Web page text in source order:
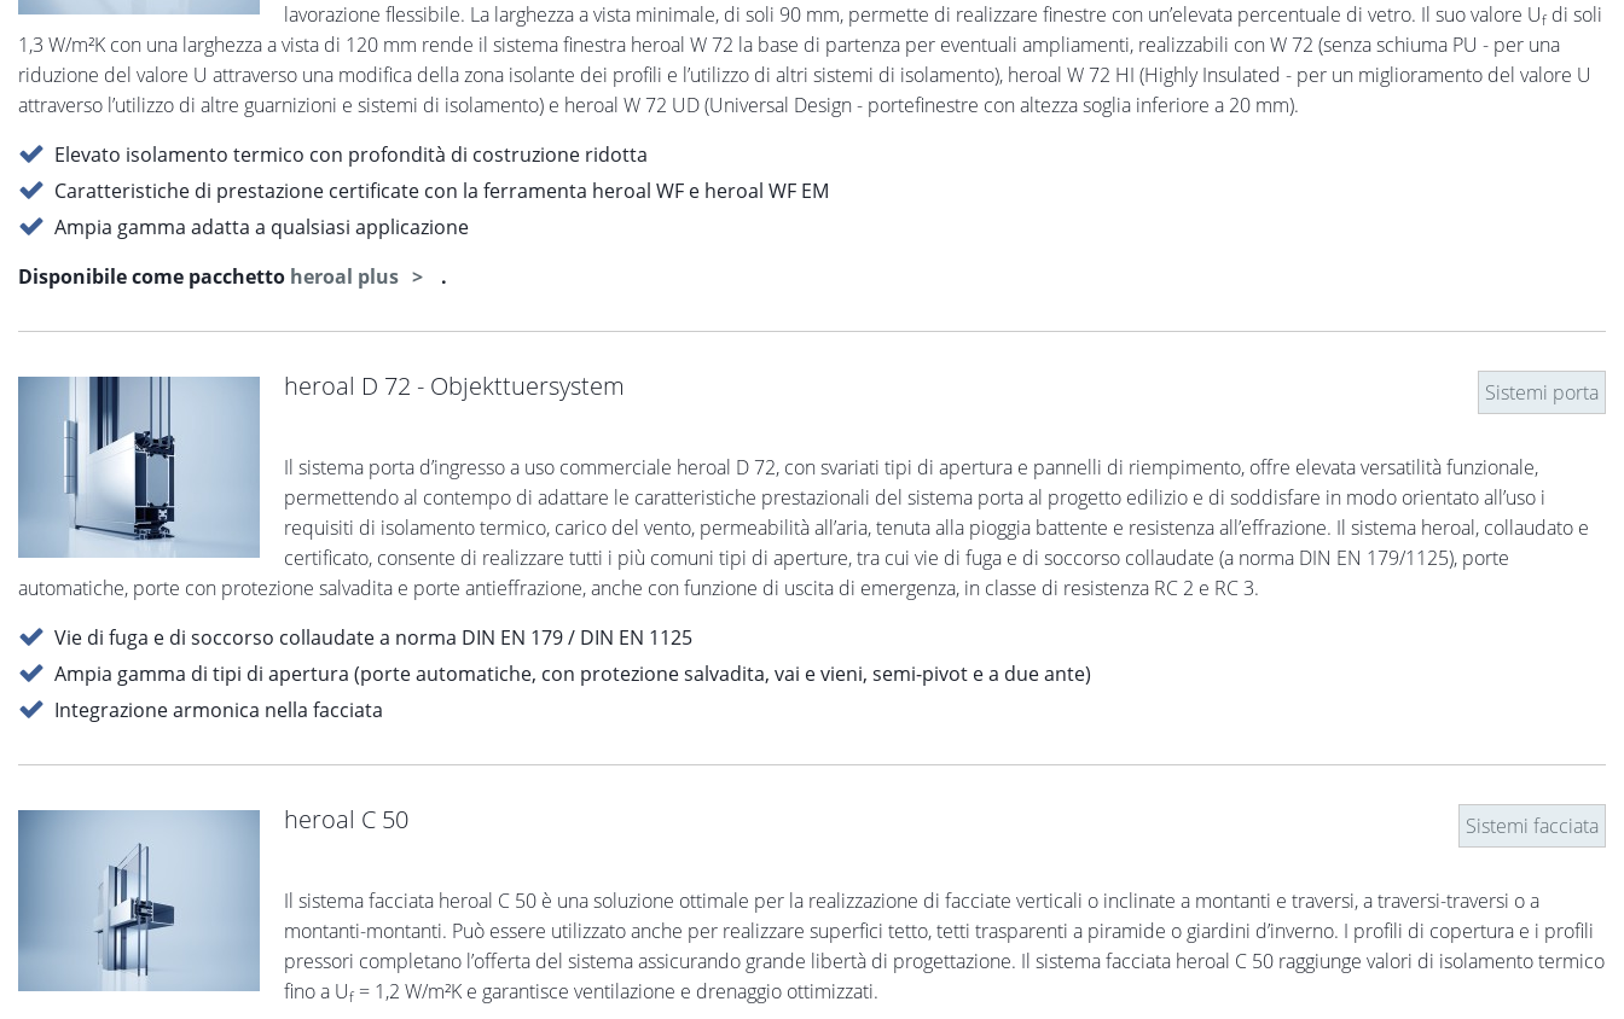
lavorazione flessibile. La larghezza a vista minimale, di soli 90 mm, permette di realizzare finestre con un’elevata percentuale di vetro. Il suo valore Uf di soli
1,3 W/m²K con una larghezza a vista di 120 mm rende il sistema finestra heroal W 72 la base di partenza per eventuali ampliamenti, realizzabili con W 72 (senza schiuma PU - per una
riduzione del valore U attraverso una modifica della zona isolante dei profili e l’utilizzo di altri sistemi di isolamento), heroal W 72 HI (Highly Insulated - per un miglioramento del valore U
attraverso l’utilizzo di altre guarnizioni e sistemi di isolamento) e heroal W 72 UD (Universal Design - portefinestre con altezza soglia inferiore a 20 mm).
Elevato isolamento termico con profondità di costruzione ridotta
Caratteristiche di prestazione certificate con la ferramenta heroal WF e heroal WF EM
Ampia gamma adatta a qualsiasi applicazione
Disponibile come pacchetto heroal plus .
heroal D 72 - Objekttuersystem Sistemi porta
Il sistema porta d’ingresso a uso commerciale heroal D 72, con svariati tipi di apertura e pannelli di riempimento, offre elevata versatilità funzionale,
permettendo al contempo di adattare le caratteristiche prestazionali del sistema porta al progetto edilizio e di soddisfare in modo orientato all’uso i
requisiti di isolamento termico, carico del vento, permeabilità all’aria, tenuta alla pioggia battente e resistenza all’effrazione. Il sistema heroal, collaudato e
certificato, consente di realizzare tutti i più comuni tipi di aperture, tra cui vie di fuga e di soccorso collaudate (a norma DIN EN 179/1125), porte
automatiche, porte con protezione salvadita e porte antieffrazione, anche con funzione di uscita di emergenza, in classe di resistenza RC 2 e RC 3.
Vie di fuga e di soccorso collaudate a norma DIN EN 179 / DIN EN 1125
Ampia gamma di tipi di apertura (porte automatiche, con protezione salvadita, vai e vieni, semi-pivot e a due ante)
Integrazione armonica nella facciata
heroal C 50 Sistemi facciata
Il sistema facciata heroal C 50 è una soluzione ottimale per la realizzazione di facciate verticali o inclinate a montanti e traversi, a traversi-traversi o a
montanti-montanti. Può essere utilizzato anche per realizzare superfici tetto, tetti trasparenti a piramide o giardini d’inverno. I profili di copertura e i profili
pressori completano l’offerta del sistema assicurando grande libertà di progettazione. Il sistema facciata heroal C 50 raggiunge valori di isolamento termico
fino a Uf = 1,2 W/m²K e garantisce ventilazione e drenaggio ottimizzati.